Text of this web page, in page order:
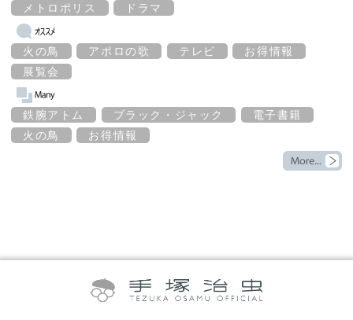
メトロポリス
ドラマ
火の鳥 アポロの歌 テレビ
お得情報
展覧会
鉄腕アトム ブラック・ジャック
電子書籍
火の鳥
お得情報